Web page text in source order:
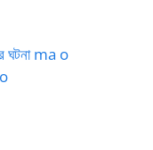
ঘটনা ma o